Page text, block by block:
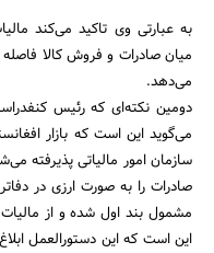
به عبارتی وی تاکید می‌کند
میان صادرات و فروش کالا
می‌دهد.
دومین نکته‌ای که رئیس
می‌گوید این است که بازار
سازمان امور مالیاتی پذیرفته
صادرات را به صورت ارزی در
مشمول بند اول شده و از